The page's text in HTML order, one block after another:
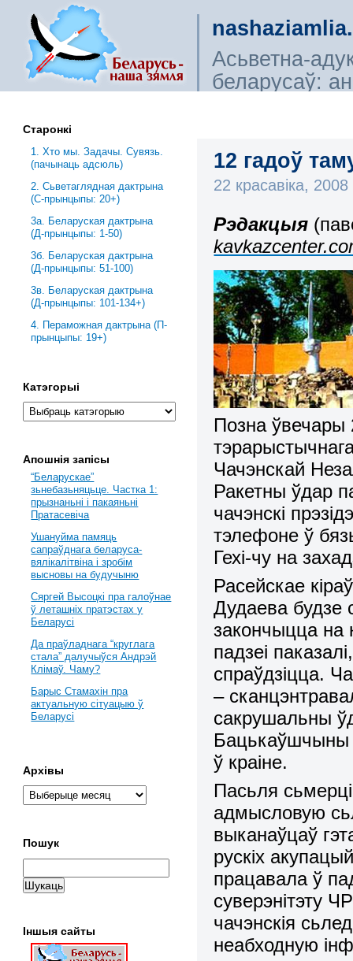
Асьветна-
беларусаў:
12 гадоў
22 красавіка, 2008
Рэдакцыя
Позна ўвечары
Чачэнскай
Ракетны ўдар
чачэнскі
тэлефоне ў
Гехі-чу на
Расейскае
Дудаева будзе
закончыцца на
падзеі
спраўдзіцца.
–
сакрушальны
Бацькаўшчыны
ў краіне.
Пасьля
адмысловую
выканаўцаў
рускіх
працавала ў
суверэнітэту
чачэнскія
неабходную
Старонкі
1. Хто мы. Задачы. Сувязь.
(пачынаць адсюль)
2. Сьветаглядная дактрына
(С-прынцыпы: 20+)
3a. Беларуская дактрына
(Д-прынцыпы: 1-50)
3б. Беларуская дактрына
(Д-прынцыпы: 51-100)
3в. Беларуская дактрына
(Д-прынцыпы: 101-134+)
4. Пераможная дактрына (П-
прынцыпы: 19+)
Катэгорыі
Апошнія запісы
“Беларускае”
зьнебазьняцьце. Частка 1:
прызнаньні і пакаяньні
Пратасевіча
Ушануйма памяць
сапраўднага беларуса-
вялікалітвіна і зробім
высновы на будучыню
Сяргей Высоцкі пра галоўнае
ў леташніх пратэстах у
Беларусі
Да праўладнага “круглага
стала” далучыўся Андрэй
Клімаў. Чаму?
Барыс Стамахін пра
актуальную сітуацыю ў
Беларусі
Архівы
Пошук
Іншыя сайты